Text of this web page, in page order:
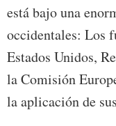
está bajo una
occidentales: Los
Estados Unidos,
la Comisión
la aplicación de